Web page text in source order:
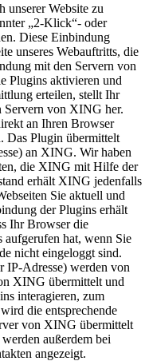
unserer Website zu
„2-Klick“- oder
Diese Einbindung
unseres Webauftritts, die
mit den Servern von
Plugins aktivieren und
erteilen, stellt Ihr
Servern von XING her.
an Ihren Browser
Das Plugin übermittelt
an XING. Wir haben
die XING mit Hilfe der
erhält XING jedenfalls
Sie aktuell und
der Plugins erhält
Ihr Browser die
aufgerufen hat, wenn Sie
nicht eingeloggt sind.
IP-Adresse) werden von
XING übermittelt und
interagieren, zum
die entsprechende
von XING übermittelt
außerdem bei
angezeigt.